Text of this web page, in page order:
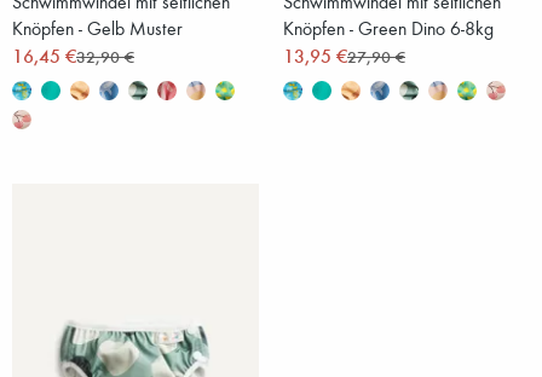
Knöpfen - Gelb Muster
16,45 €32,90 €
Knöpfen - Green Dino 6-8kg
13,95 €27,90 €